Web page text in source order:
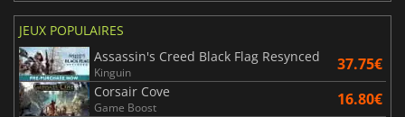
JEUX POPULAIRES
Assassin's Creed Black Flag Resynced
Kinguin 37.75€
Corsair Cove
Game Boost 16.80€